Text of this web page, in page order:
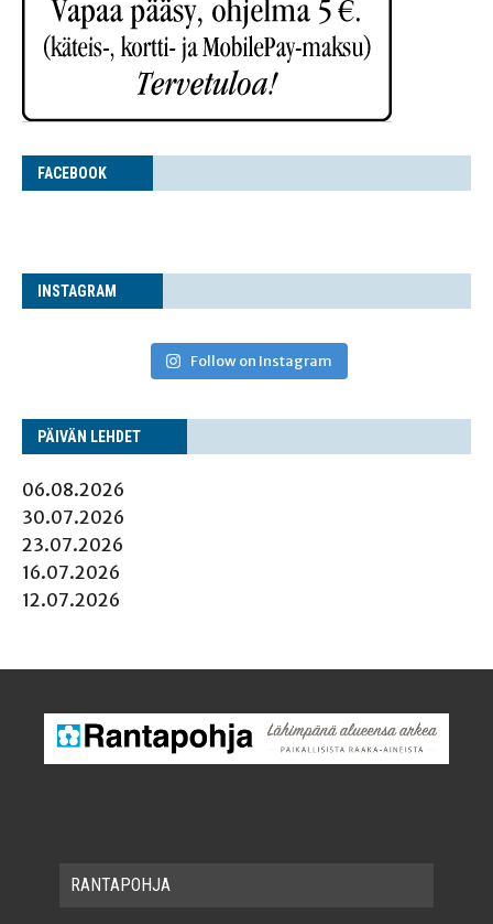
FACE­BOOK
INS­TA­GRAM
Follow on Instagram
PÄI­VÄN LEHDET
06.08.2026
30.07.2026
23.07.2026
16.07.2026
12.07.2026
RAN­TA­POH­JA